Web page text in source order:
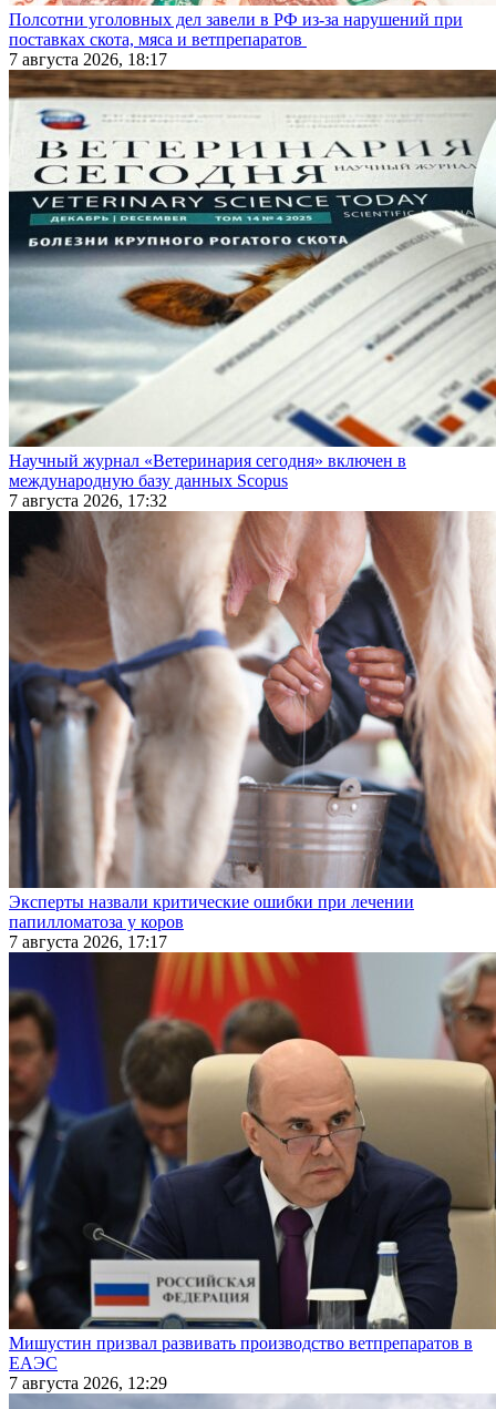
Полсотни уголовных дел завели в РФ из-за нарушений при
поставках скота, мяса и ветпрепаратов
7 августа 2026, 18:17
Научный журнал «Ветеринария сегодня» включен в
международную базу данных Scopus
7 августа 2026, 17:32
Эксперты назвали критические ошибки при лечении
папилломатоза у коров
7 августа 2026, 17:17
Мишустин призвал развивать производство ветпрепаратов в
ЕАЭС
7 августа 2026, 12:29